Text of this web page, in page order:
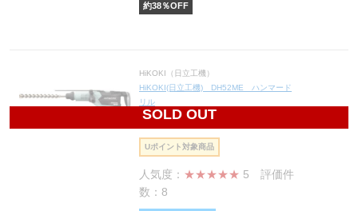
約38％OFF
SOLD OUT
HiKOKI（日立工機）
HiKOKI(日立工機) DH52ME ハンマード
リル
80,600
Uポイント対象商品
人気度： ★★★★★ 5 評価件
数：8